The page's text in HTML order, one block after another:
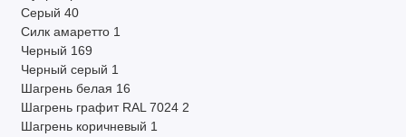
Серый 40
Силк амаретто 1
Черный 169
Черный серый 1
Шагрень белая 16
Шагрень графит RAL 7024 2
Шагрень коричневый 1